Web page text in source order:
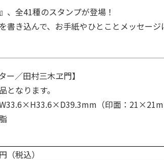
、全41種のスタンプが登場！
書き込んで、お手紙やひとことメッセージ
ー／田村三木ヱ門】
なります。
（印面：
（税込）